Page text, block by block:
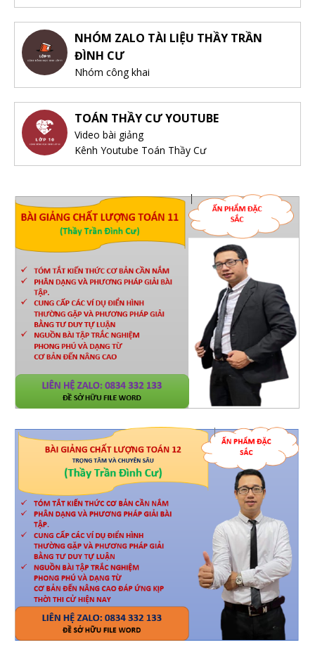
NHÓM ZALO TÀI LIỆU THẦY TRẦN
ĐÌNH CƯ
Nhóm công khai
TOÁN THẦY CƯ YOUTUBE
Video bài giảng
Kênh Youtube Toán Thầy Cư